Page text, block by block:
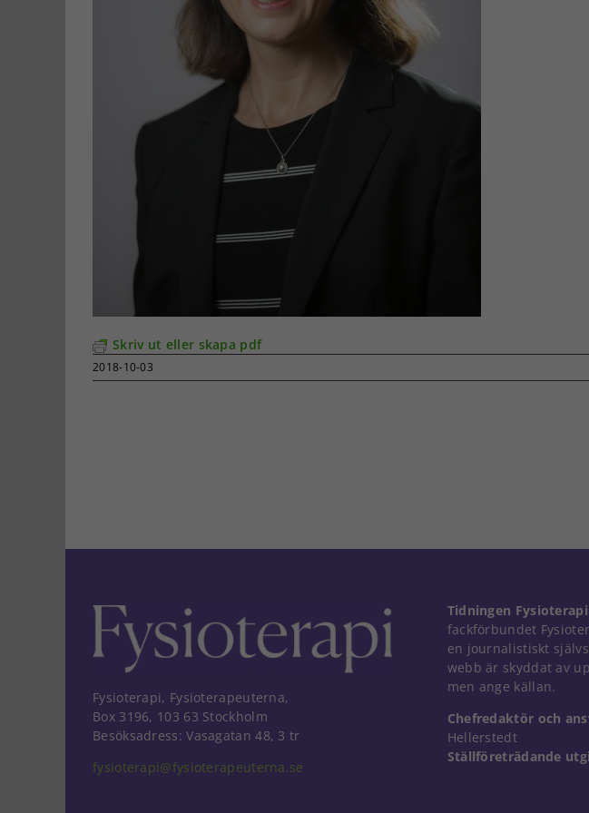
Skriv ut eller skapa pdf
2018-10-03
Fysioterapi, Fysioterapeuterna,
Box 3196, 103 63 Stockholm
Besöksadress: Vasagatan 48, 3 tr
fysioterapi@fysioterapeuterna.se
Tidningen Fysioterapi
fackförbundet
en journalistiskt
webb är skyddat av
men ange källan.
Chefredaktör och
Hellerstedt
Ställföreträdande